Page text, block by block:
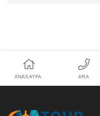
ANASAYFA ARA